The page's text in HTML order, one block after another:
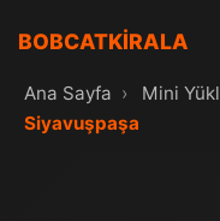
BOBCATKİRALA
Ana Sayfa › Mini
Siyavuşpaşa